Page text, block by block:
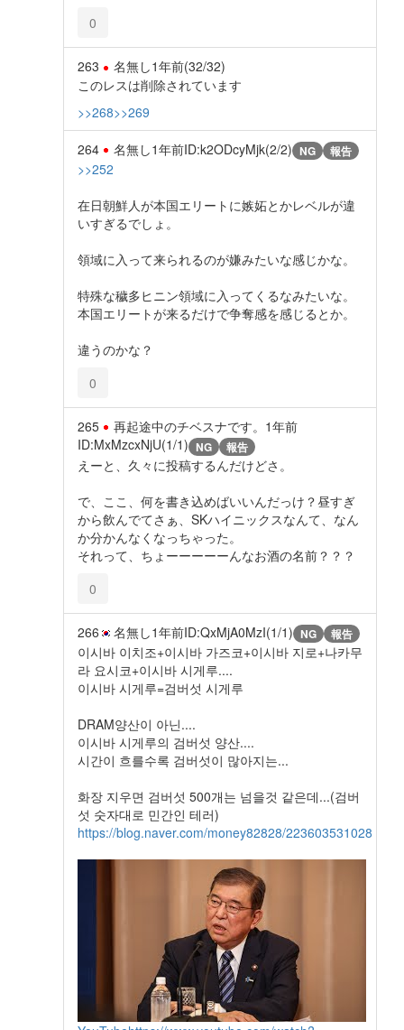
0
263 名無し1年前(32/32)
このレスは削除されています
>>268>>269
264 名無し1年前ID:k2ODcyMjk(2/2) NG 報告
>>252
在日朝鮮人が本国エリートに嫉妬とかレベルが違
いすぎるでしょ。
領域に入って来られるのが嫌みたいな感じかな。
特殊な穢多ヒニン領域に入ってくるなみたいな。
本国エリートが来るだけで争奪感を感じるとか。
違うのかな？
0
265 再起途中のチベスナです。 1年前
ID:MxMzcxNjU(1/1) NG 報告
えーと、久々に投稿するんだけどさ。
で、ここ、何を書き込めばいいんだっけ？昼すぎ
から飲んでてさぁ、SKハイニックスなんて、なん
か分かんなくなっちゃった。
それって、ちょーーーーーんなお酒の名前？？？
0
266 名無し1年前ID:QxMjA0MzI(1/1) NG 報告
이시바 이치조+이시바 가즈코+이시바 지로+나카무
라 요시코+이시바 시게루....
이시바 시게루=검버섯 시게루
DRAM양산이 아닌....
이시바 시게루의 검버섯 양산....
시간이 흐를수록 검버섯이 많아지는...
화장 지우면 검버섯 500개는 넘을것 같은데...(검버
섯 숫자대로 민간인 테러)
https://blog.naver.com/money82828/223603531028